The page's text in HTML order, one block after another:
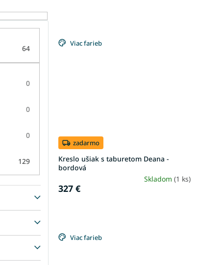
64
0
0
0
129
Viac farieb
zadarmo
Kreslo ušiak s taburetom Deana -
bordová
Skladom(1 ks)
327 €
Viac farieb